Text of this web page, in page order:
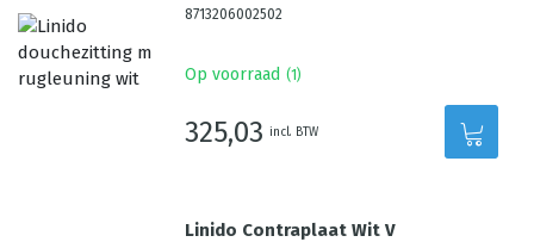
8713206002502
Op voorraad (1 )
325,03 incl. BTW
Linido Contraplaat Wit V